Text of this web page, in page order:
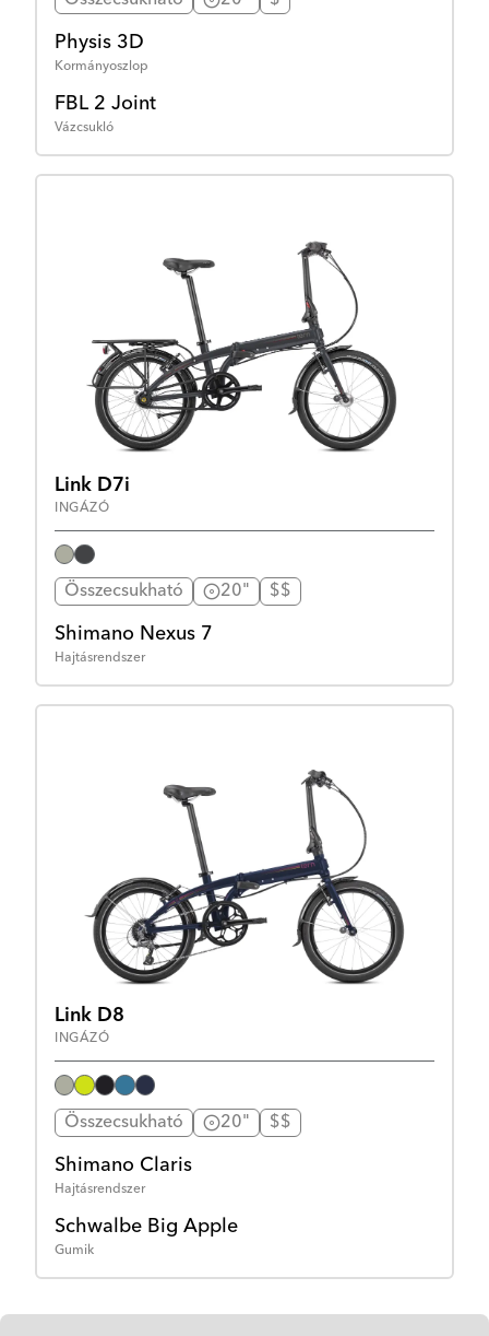
Physis 3D
Kormányoszlop
FBL 2 Joint
Vázcsukló
Link D7i
INGÁZÓ
Összecsukható 20" $$
Shimano Nexus 7
Hajtásrendszer
Link D8
INGÁZÓ
Összecsukható 20" $$
Shimano Claris
Hajtásrendszer
Schwalbe Big Apple
Gumik